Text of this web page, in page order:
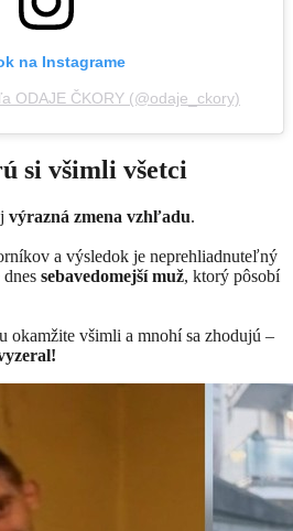
na Instagrame
ODAJE ČKORY (@odaje_ckory)
si všimli všetci
výrazná zmena vzhľadu.
a výsledok je neprehliadnuteľný
sebavedomejší muž, ktorý pôsobí
okamžite všimli a mnohí sa zhodujú –